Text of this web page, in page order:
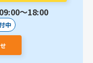
〜18:00
中